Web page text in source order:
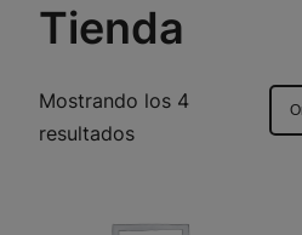
Tienda
Mostrando los 4
resultados